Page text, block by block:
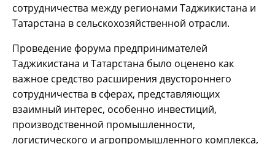
сотрудничества между регионами Таджикистана и
Татарстана в сельскохозяйственной отрасли.
Проведение форума предпринимателей
Таджикистана и Татарстана было оценено как
важное средство расширения двустороннего
сотрудничества в сферах, представляющих
взаимный интерес, особенно инвестиций,
производственной промышленности,
логистического и агропромышленного комплекса,